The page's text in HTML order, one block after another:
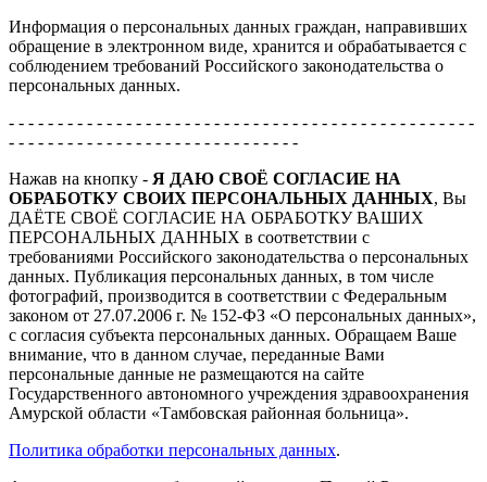
Информация о персональных данных граждан, направивших
обращение в электронном виде, хранится и обрабатывается с
соблюдением требований Российского законодательства о
персональных данных.
- - - - - - - - - - - - - - - - - - - - - - - - - - - - - - - - - - - - - - - - - - - - - - - -
- - - - - - - - - - - - - - - - - - - - - - - - - - - - - -
Нажав на кнопку - Я ДАЮ СВОЁ СОГЛАСИЕ НА
ОБРАБОТКУ СВОИХ ПЕРСОНАЛЬНЫХ ДАННЫХ, Вы
ДАЁТЕ СВОЁ СОГЛАСИЕ НА ОБРАБОТКУ ВАШИХ
ПЕРСОНАЛЬНЫХ ДАННЫХ в соответствии с
требованиями Российского законодательства о персональных
данных. Публикация персональных данных, в том числе
фотографий, производится в соответствии с Федеральным
законом от 27.07.2006 г. № 152-ФЗ «О персональных данных»,
с согласия субъекта персональных данных. Обращаем Ваше
внимание, что в данном случае, переданные Вами
персональные данные не размещаются на сайте
Государственного автономного учреждения здравоохранения
Амурской области «Тамбовская районная больница».
Политика обработки персональных данных.